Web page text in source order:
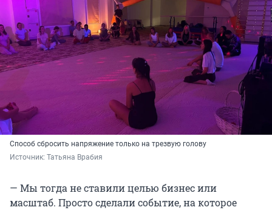
Способ сбросить напряжение только на трезвую голову
Источник: Татьяна Врабия
— Мы тогда не ставили целью бизнес или
масштаб. Просто сделали событие, на которое